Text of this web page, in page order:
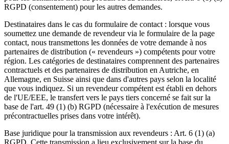
RGPD (consentement) pour les autres demandes.
Destinataires dans le cas du formulaire de contact : lorsque vous
soumettez une demande de revendeur via le formulaire de la page
contact, nous transmettons les données de votre demande à nos
partenaires de distribution (« revendeurs ») compétents pour votre
région. Les catégories de destinataires comprennent des partenaires
contractuels et des partenaires de distribution en Autriche, en
Allemagne, en Suisse ainsi que dans d'autres pays selon la localité
que vous indiquez. Si un revendeur compétent est établi en dehors
de l'UE/EEE, le transfert vers le pays tiers concerné se fait sur la
base de l'art. 49 (1) (b) RGPD (nécessaire à l'exécution de mesures
précontractuelles prises dans votre intérêt).
Base juridique pour la transmission aux revendeurs : Art. 6 (1) (a)
RGPD. Cette transmission a lieu exclusivement sur la base du